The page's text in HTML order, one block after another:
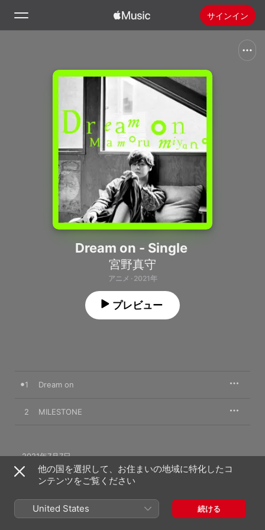
サインイン
新着おすすめ
Apple Musicをインストール
Dream on - Single
宮野真守
アニメ · 2021年
プレビュー
1 Dream on
2 MILESTONE
2021年7月7日
2曲、8分
℗ 2021 King Record Co.,Ltd
他の国を選択して、お住まいの地域に特化したコ
ンテンツをご覧ください
United States 続ける